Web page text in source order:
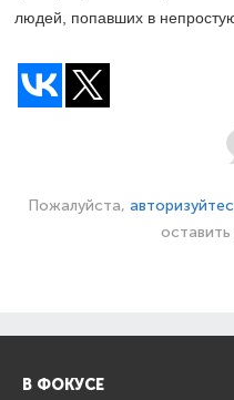
людей, попавших в
Пожалуйста,
В ФОКУСЕ